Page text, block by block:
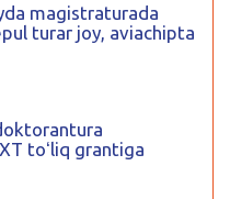
magistraturada
turar joy, aviachipta
toʻliq grantiga